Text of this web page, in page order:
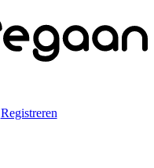
Registreren